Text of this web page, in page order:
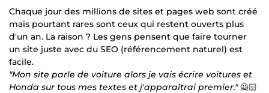
Chaque jour des millions de sites et pages web sont créé
mais pourtant rares sont ceux qui restent ouverts plus
d'un an. La raison ? Les gens pensent que faire tourner
un site juste avec du SEO (référencement naturel) est
facile.
"Mon site parle de voiture alors je vais écrire voitures et
Honda sur tous mes textes et j'apparaîtrai premier."🙅🏻